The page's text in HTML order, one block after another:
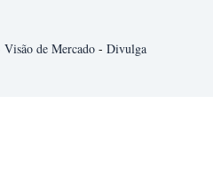
Visão de Mercado- Divulga